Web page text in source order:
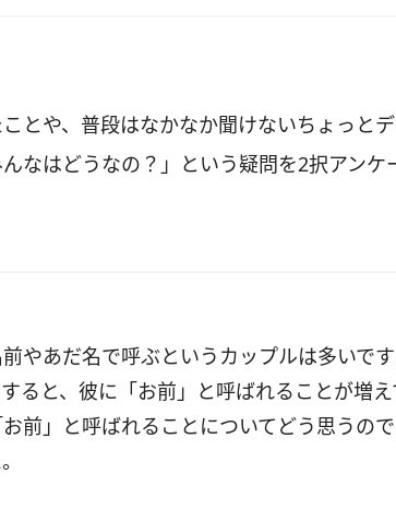
とや、普段はなかなか聞けないちょっと
なはどうなの？」という疑問を2択アンケ
やあだ名で呼ぶというカップルは多いで
ると、彼に「お前」と呼ばれることが増
前」と呼ばれることについてどう思うの